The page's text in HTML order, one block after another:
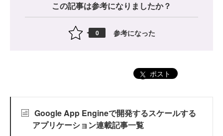
この記事は参考になりましたか？
0 参考になった
ポスト
Google App Engineで開発するスケールする
アプリケーション連載記事一覧